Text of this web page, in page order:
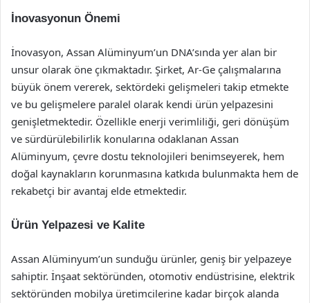
İnovasyonun Önemi
İnovasyon, Assan Alüminyum’un DNA’sında yer alan bir
unsur olarak öne çıkmaktadır. Şirket, Ar-Ge çalışmalarına
büyük önem vererek, sektördeki gelişmeleri takip etmekte
ve bu gelişmelere paralel olarak kendi ürün yelpazesini
genişletmektedir. Özellikle enerji verimliliği, geri dönüşüm
ve sürdürülebilirlik konularına odaklanan Assan
Alüminyum, çevre dostu teknolojileri benimseyerek, hem
doğal kaynakların korunmasına katkıda bulunmakta hem de
rekabetçi bir avantaj elde etmektedir.
Ürün Yelpazesi ve Kalite
Assan Alüminyum’un sunduğu ürünler, geniş bir yelpazeye
sahiptir. İnşaat sektöründen, otomotiv endüstrisine, elektrik
sektöründen mobilya üretimcilerine kadar birçok alanda